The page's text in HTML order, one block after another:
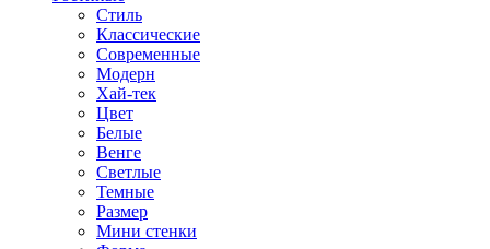
Стиль
Классические
Современные
Модерн
Хай-тек
Цвет
Белые
Венге
Светлые
Темные
Размер
Мини стенки